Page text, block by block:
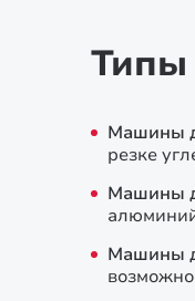
Типы
Машины
резке
Машины
Машины